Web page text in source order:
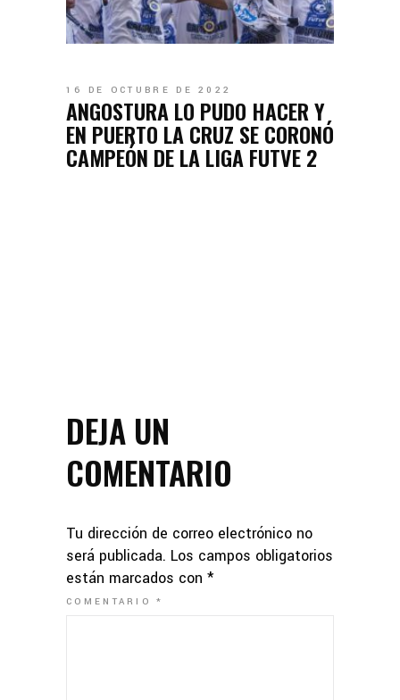
16 DE OCTUBRE DE 2022
ANGOSTURA LO PUDO HACER Y
EN PUERTO LA CRUZ SE CORONÓ
CAMPEÓN DE LA LIGA FUTVE 2
DEJA UN
COMENTARIO
Tu dirección de correo electrónico no
será publicada. Los campos obligatorios
están marcados con *
COMENTARIO*